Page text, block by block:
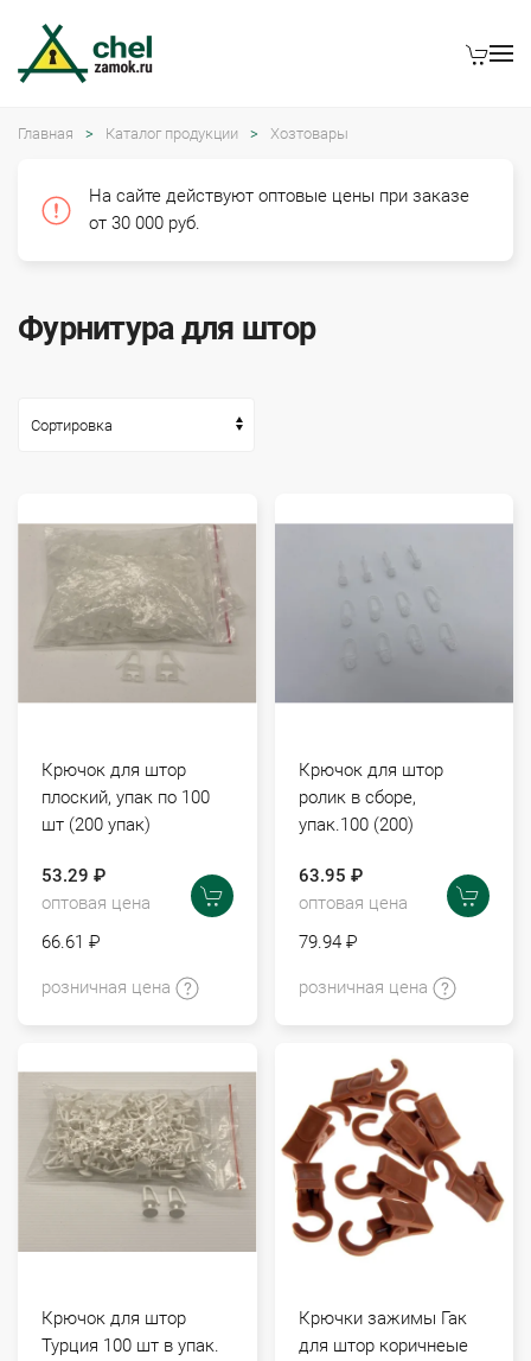
Главная Каталог продукции Хозтовары
На сайте действуют оптовые цены при заказе
от 30 000 руб.
Фурнитура для штор
Крючок для штор
плоский, упак по 100
шт (200 упак)
53.29 ₽
оптовая цена
66.61 ₽
розничная цена
Крючок для штор
ролик в сборе,
упак.100 (200)
63.95 ₽
оптовая цена
79.94 ₽
розничная цена
Крючок для штор
Турция 100 шт в упак.
Крючки зажимы Гак
для штор коричнеые